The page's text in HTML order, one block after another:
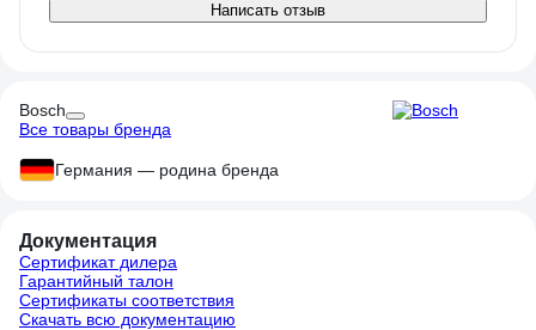
Написать отзыв
Bosch
Все товары бренда
Германия — родина бренда
Документация
Сертификат дилера
Гарантийный талон
Сертификаты соответствия
Скачать всю документацию